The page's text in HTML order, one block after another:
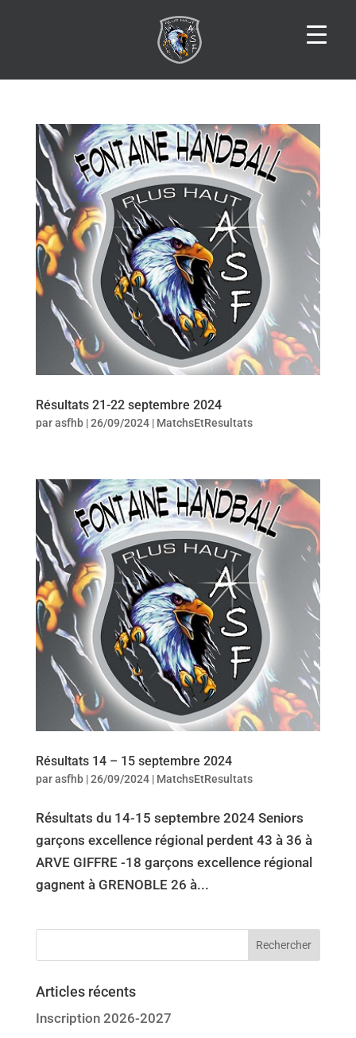
Résultats 21-22 septembre 2024
parasfhb|26/09/2024| MatchsEtResultats
Résultats 14 – 15 septembre 2024
parasfhb|26/09/2024| MatchsEtResultats
Résultats du 14-15 septembre 2024 Seniors
garçons excellence régional perdent 43 à 36 à
ARVE GIFFRE -18 garçons excellence régional
gagnent à GRENOBLE 26 à...
Articles récents
Inscription 2026-2027